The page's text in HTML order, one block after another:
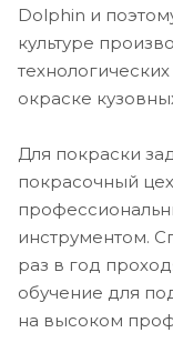
Dolphin и
культуре
окраске
Для покраски
покрасочный
инструментом.
раз в год
обучение для
на высоком